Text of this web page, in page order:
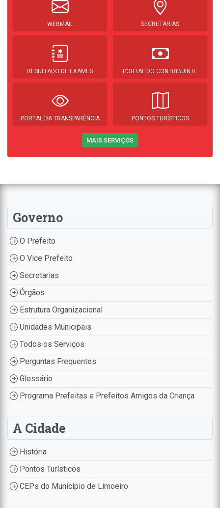
WEBMAIL SECRETARIAS
RESULTADO DE EXAMES PORTAL DO CONTRIBUINTE
PORTAL DA TRANSPARÊNCIA PONTOS TURÍSTICOS
MAIS SERVIÇOS
Governo
O Prefeito
O Vice Prefeito
Secretarias
Órgãos
Estrutura Organizacional
Unidades Municipais
Todos os Serviços
Perguntas Frequentes
Glossário
Programa Prefeitas e Prefeitos Amigos da Criança
A Cidade
História
Pontos Turísticos
CEPs do Município de Limoeiro